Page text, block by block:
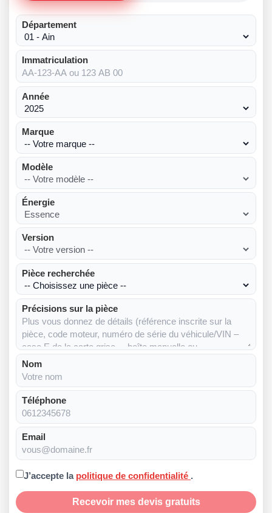
Département
Immatriculation
Année
Marque
Modèle
Énergie
Version
Pièce recherchée
Précisions sur la pièce
Nom
Téléphone
Email
J’accepte la politique de confidentialité .
Recevoir mes devis gratuits